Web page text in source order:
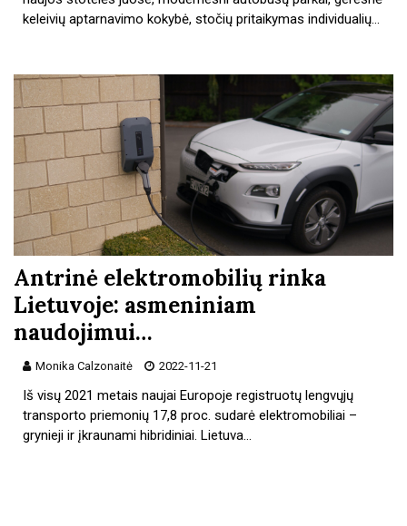
keleivių aptarnavimo kokybė, stočių pritaikymas individualių…
Antrinė elektromobilių rinka
Lietuvoje: asmeniniam
naudojimui…
Monika Calzonaitė 2022-11-21
Iš visų 2021 metais naujai Europoje registruotų lengvųjų
transporto priemonių 17,8 proc. sudarė elektromobiliai –
grynieji ir įkraunami hibridiniai. Lietuva…